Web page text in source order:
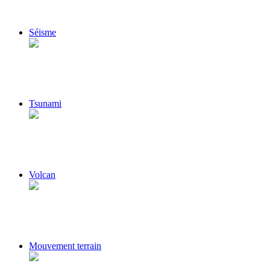
Séisme
Tsunami
Volcan
Mouvement terrain